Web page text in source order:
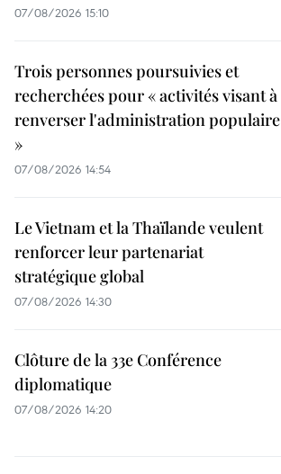
07/08/2026 15:10
Trois personnes poursuivies et
recherchées pour « activités visant à
renverser l'administration populaire
»
07/08/2026 14:54
Le Vietnam et la Thaïlande veulent
renforcer leur partenariat
stratégique global
07/08/2026 14:30
Clôture de la 33e Conférence
diplomatique
07/08/2026 14:20